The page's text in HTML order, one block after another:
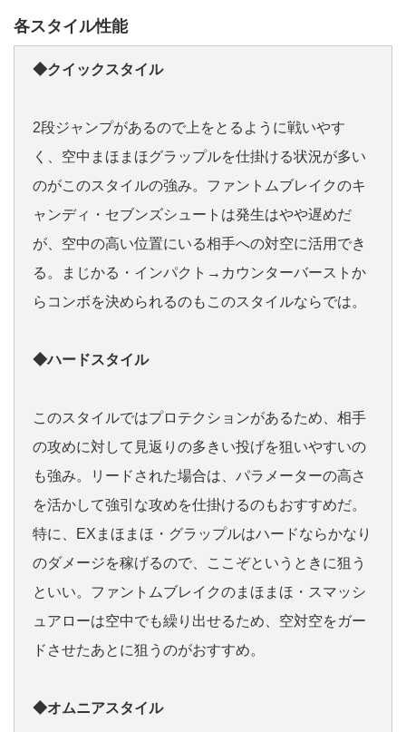
各スタイル性能
◆クイックスタイル
2段ジャンプがあるので上をとるように戦いやす
く、空中まほまほグラップルを仕掛ける状況が多い
のがこのスタイルの強み。ファントムブレイクのキ
ャンディ・セブンズシュートは発生はやや遅めだ
が、空中の高い位置にいる相手への対空に活用でき
る。まじかる・インパクト→カウンターバーストか
らコンボを決められるのもこのスタイルならでは。
◆ハードスタイル
このスタイルではプロテクションがあるため、相手
の攻めに対して見返りの多きい投げを狙いやすいの
も強み。リードされた場合は、パラメーターの高さ
を活かして強引な攻めを仕掛けるのもおすすめだ。
特に、EXまほまほ・グラップルはハードならかなり
のダメージを稼げるので、ここぞというときに狙う
といい。ファントムブレイクのまほまほ・スマッシ
ュアローは空中でも繰り出せるため、空対空をガー
ドさせたあとに狙うのがおすすめ。
◆オムニアスタイル